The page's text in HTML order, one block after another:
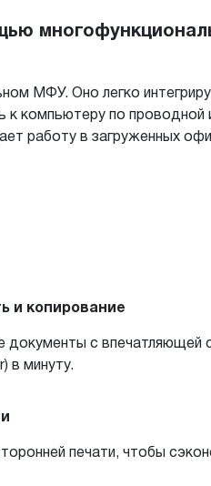
МФУ. Оно легко
к компьютеру по проводной
работу в загруженных
и копирование
документы с впечатляющей
в минуту.
печати, чтобы